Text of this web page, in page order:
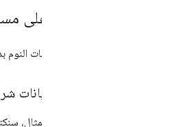
مثال على
لكتابة بيانات
كتابة بيانات
في هذا المثال،